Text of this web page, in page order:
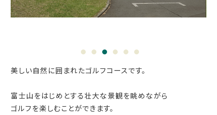
1 2 3 4 5 6
美しい自然に囲まれたゴルフコースです。
富士山をはじめとする壮大な景観を眺めながら
ゴルフを楽しむことができます。